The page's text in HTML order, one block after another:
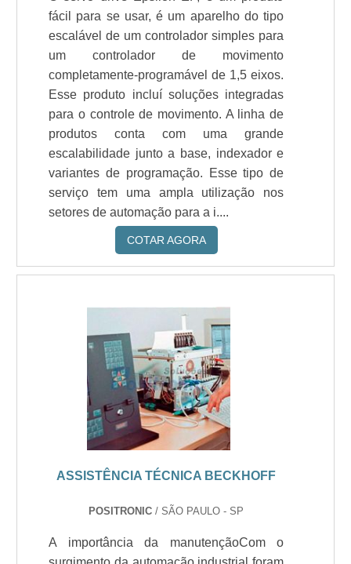
fácil para se usar, é um aparelho do tipo
escalável de um controlador simples para
um controlador de movimento
completamente-programável de 1,5 eixos.
Esse produto incluí soluções integradas
para o controle de movimento. A linha de
produtos conta com uma grande
escalabilidade junto a base, indexador e
variantes de programação. Esse tipo de
serviço tem uma ampla utilização nos
setores de automação para a i....
COTAR AGORA
ASSISTÊNCIA TÉCNICA BECKHOFF
POSITRONIC / SÃO PAULO - SP
A importância da manutençãoCom o